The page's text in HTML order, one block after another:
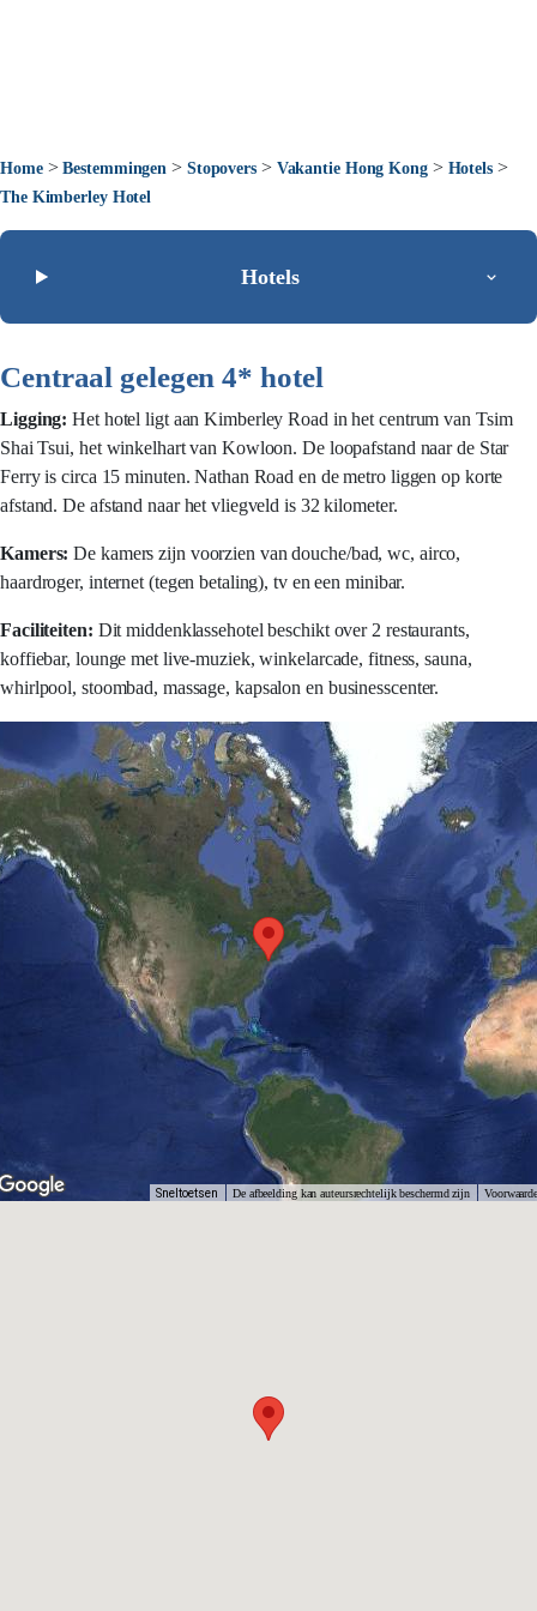
Home>Bestemmingen > Stopovers> Vakantie Hong Kong> Hotels>
The Kimberley Hotel
Hotels
Centraal gelegen 4* hotel
Ligging: Het hotel ligt aan Kimberley Road in het centrum van Tsim
Shai Tsui, het winkelhart van Kowloon. De loopafstand naar de Star
Ferry is circa 15 minuten. Nathan Road en de metro liggen op korte
afstand. De afstand naar het vliegveld is 32 kilometer.
Kamers: De kamers zijn voorzien van douche/bad, wc, airco,
haardroger, internet (tegen betaling), tv en een minibar.
Faciliteiten: Dit middenklassehotel beschikt over 2 restaurants,
koffiebar, lounge met live-muziek, winkelarcade, fitness, sauna,
whirlpool, stoombad, massage, kapsalon en businesscenter.
Sneltoetsen De afbeelding kan auteursrechtelijk beschermd zijn